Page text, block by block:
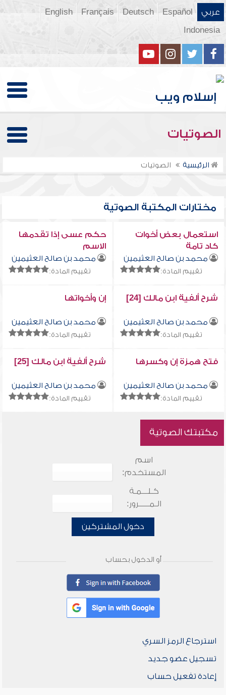
عربي Español
Deutsch
Français
English
Indonesia
الصوتيات
الرئيسية الصوتيات
مختارات المكتبة الصوتية
استعمال بعض أخوات
كاد تامة
محمد بن صالح العثيمين
تقييم المادة:
حكم عسى إذا تقدمها
الاسم
محمد بن صالح العثيمين
تقييم المادة:
شرح ألفية ابن مالك [24]
محمد بن صالح العثيمين
تقييم المادة:
إن وأخواتها
محمد بن صالح العثيمين
تقييم المادة:
فتح همزة إن وكسرها
محمد بن صالح العثيمين
تقييم المادة:
شرح ألفية ابن مالك [25]
محمد بن صالح العثيمين
تقييم المادة:
مكتبتك الصوتية
اسم
المستخدم:
كـلـــمـة
الـمـــــرور:
دخول المشتركين
أو الدخول بحساب
استرجاع الرمز السري
تسجيل عضو جديد
إعادة تفعيل حساب